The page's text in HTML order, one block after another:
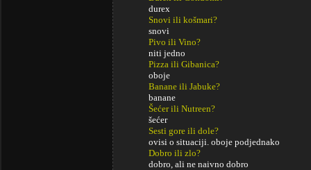
durex
Snovi ili košmari?
snovi
Pivo ili Vino?
niti jedno
Pizza ili Gibanica?
oboje
Banane ili Jabuke?
banane
Šećer ili Nutreen?
šećer
Sesti gore ili dole?
ovisi o situaciji. oboje podjednako
Dobro ili zlo?
dobro, ali ne naivno dobro